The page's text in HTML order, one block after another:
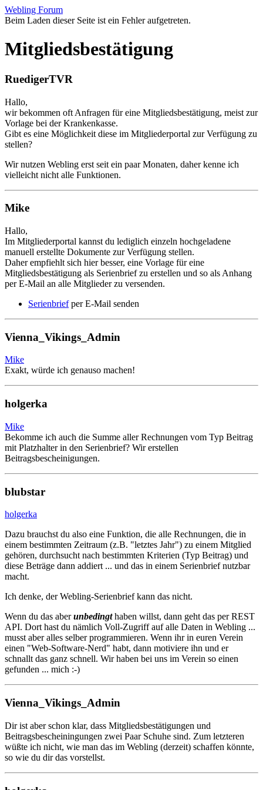
Webling Forum
Beim Laden dieser Seite ist ein Fehler aufgetreten.
Mitgliedsbestätigung
RuedigerTVR
Hallo,
wir bekommen oft Anfragen für eine Mitgliedsbestätigung, meist zur
Vorlage bei der Krankenkasse.
Gibt es eine Möglichkeit diese im Mitgliederportal zur Verfügung zu
stellen?
Wir nutzen Webling erst seit ein paar Monaten, daher kenne ich
vielleicht nicht alle Funktionen.
Mike
Hallo,
Im Mitgliederportal kannst du lediglich einzeln hochgeladene
manuell erstellte Dokumente zur Verfügung stellen.
Daher empfiehlt sich hier besser, eine Vorlage für eine
Mitgliedsbestätigung als Serienbrief zu erstellen und so als Anhang
per E-Mail an alle Mitglieder zu versenden.
Serienbriefper E-Mail senden
Vienna_Vikings_Admin
Mike
Exakt, würde ich genauso machen!
holgerka
Mike
Bekomme ich auch die Summe aller Rechnungen vom Typ Beitrag
mit Platzhalter in den Serienbrief? Wir erstellen
Beitragsbescheinigungen.
blubstar
holgerka
Dazu brauchst du also eine Funktion, die alle Rechnungen, die in
einem bestimmten Zeitraum (z.B. "letztes Jahr") zu einem Mitglied
gehören, durchsucht nach bestimmten Kriterien (Typ Beitrag) und
diese Beträge dann addiert ... und das in einem Serienbrief nutzbar
macht.
Ich denke, der Webling-Serienbrief kann das nicht.
Wenn du das aberunbedingthaben willst, dann geht das per REST
API. Dort hast du nämlich Voll-Zugriff auf alle Daten in Webling ...
musst aber alles selber programmieren. Wenn ihr in euren Verein
einen "Web-Software-Nerd" habt, dann motiviere ihn und er
schnallt das ganz schnell. Wir haben bei uns im Verein so einen
gefunden ... mich :-)
Vienna_Vikings_Admin
Dir ist aber schon klar, dass Mitgliedsbestätigungen und
Beitragsbescheiningungen zwei Paar Schuhe sind. Zum letzteren
wüßte ich nicht, wie man das im Webling (derzeit) schaffen könnte,
so wie du dir das vorstellst.